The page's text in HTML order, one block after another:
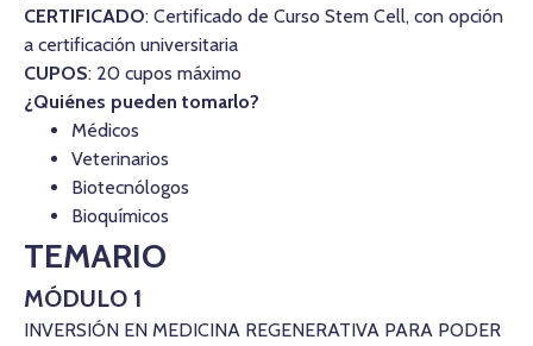
CERTIFICADO: Certificado de Curso Stem Cell, con opción
a certificación universitaria
CUPOS: 20 cupos máximo
¿Quiénes pueden tomarlo?
Médicos
Veterinarios
Biotecnólogos
Bioquímicos
TEMARIO
MÓDULO 1
INVERSIÓN EN MEDICINA REGENERATIVA PARA PODER